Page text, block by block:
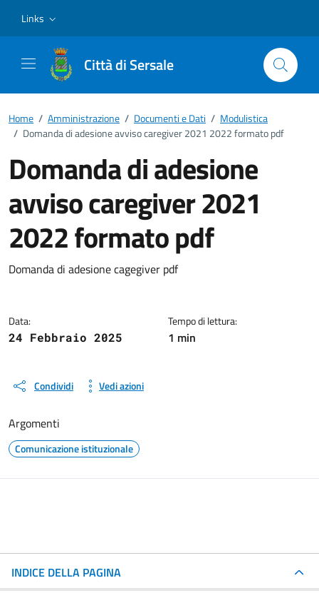
Links
Città di Sersale
Home / Amministrazione / Documenti e Dati / Modulistica
/ Domanda di adesione avviso caregiver 2021 2022 formato pdf
Domanda di adesione
avviso caregiver 2021
2022 formato pdf
Dettagli del documento
Domanda di adesione cagegiver pdf
Data:
24 Febbraio 2025
Tempo di lettura:
1 min
Condividi Vedi azioni
Argomenti
Comunicazione istituzionale
INDICE DELLA PAGINA